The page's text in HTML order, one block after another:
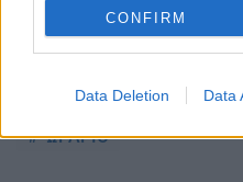
CONFIRM
Data Deletion Data
Στην Κατηγορία:ΠΑΙΔΕΙΑ
ΠΡΟΣΛΗΨΕΙΣ
ΩΡΑΡΙΟ